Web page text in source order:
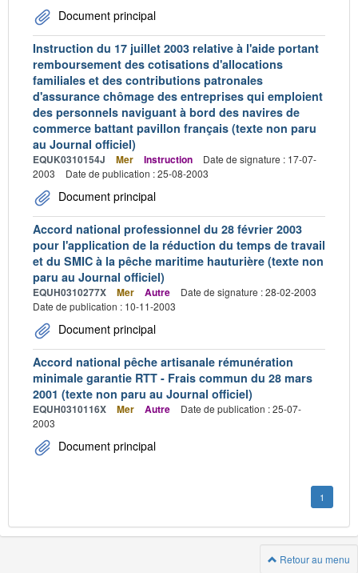
Document principal
Instruction du 17 juillet 2003 relative à l'aide portant
remboursement des cotisations d'allocations
familiales et des contributions patronales
d'assurance chômage des entreprises qui emploient
des personnels naviguant à bord des navires de
commerce battant pavillon français (texte non paru
au Journal officiel)
EQUK0310154J Mer Instruction
Date de signature : 17-07-
2003
Date de publication : 25-08-2003
Document principal
Accord national professionnel du 28 février 2003
pour l'application de la réduction du temps de travail
et du SMIC à la pêche maritime hauturière (texte non
paru au Journal officiel)
EQUH0310277X Mer Autre
Date de signature : 28-02-2003
Date de publication : 10-11-2003
Document principal
Accord national pêche artisanale rémunération
minimale garantie RTT - Frais commun du 28 mars
2001 (texte non paru au Journal officiel)
EQUH0310116X Mer Autre
Date de publication : 25-07-
2003
Document principal
1
Retour au menu